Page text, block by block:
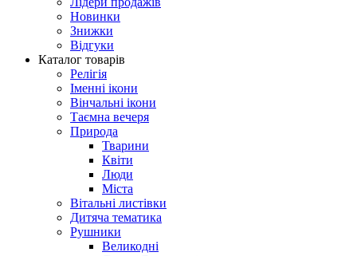
Новинки
Знижки
Відгуки
Каталог товарів
Релігія
Іменні ікони
Вінчальні ікони
Таємна вечеря
Природа
Тварини
Квіти
Люди
Міста
Вітальні листівки
Дитяча тематика
Рушники
Великодні